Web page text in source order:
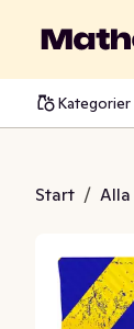
Kategorier
Start /
Original